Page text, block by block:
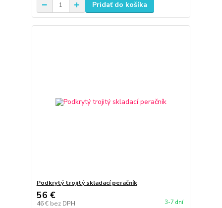
Pridať do košíka
Podkrytý trojitý skladací peračník
56 €
46 € bez DPH 3-7 dní